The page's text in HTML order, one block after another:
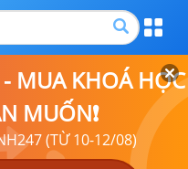
MUA KHOÁ HỌC
MUỐN❗
(TỪ 10-12/08)